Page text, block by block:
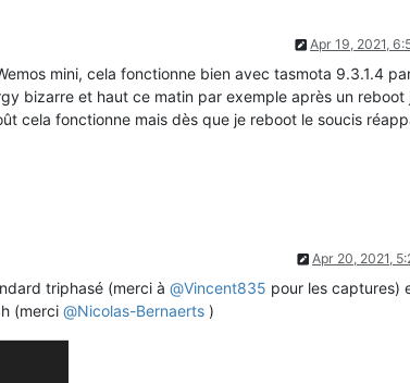
Apr 19, 2021,
mini, cela fonctionne bien avec tasmota 9.3.1.4
bizarre et haut ce matin par exemple après un reboot
cela fonctionne mais dès que je reboot le soucis
Apr 20, 2021,
triphasé (merci à @Vincent835 pour les captures)
(merci @Nicolas-Bernaerts )